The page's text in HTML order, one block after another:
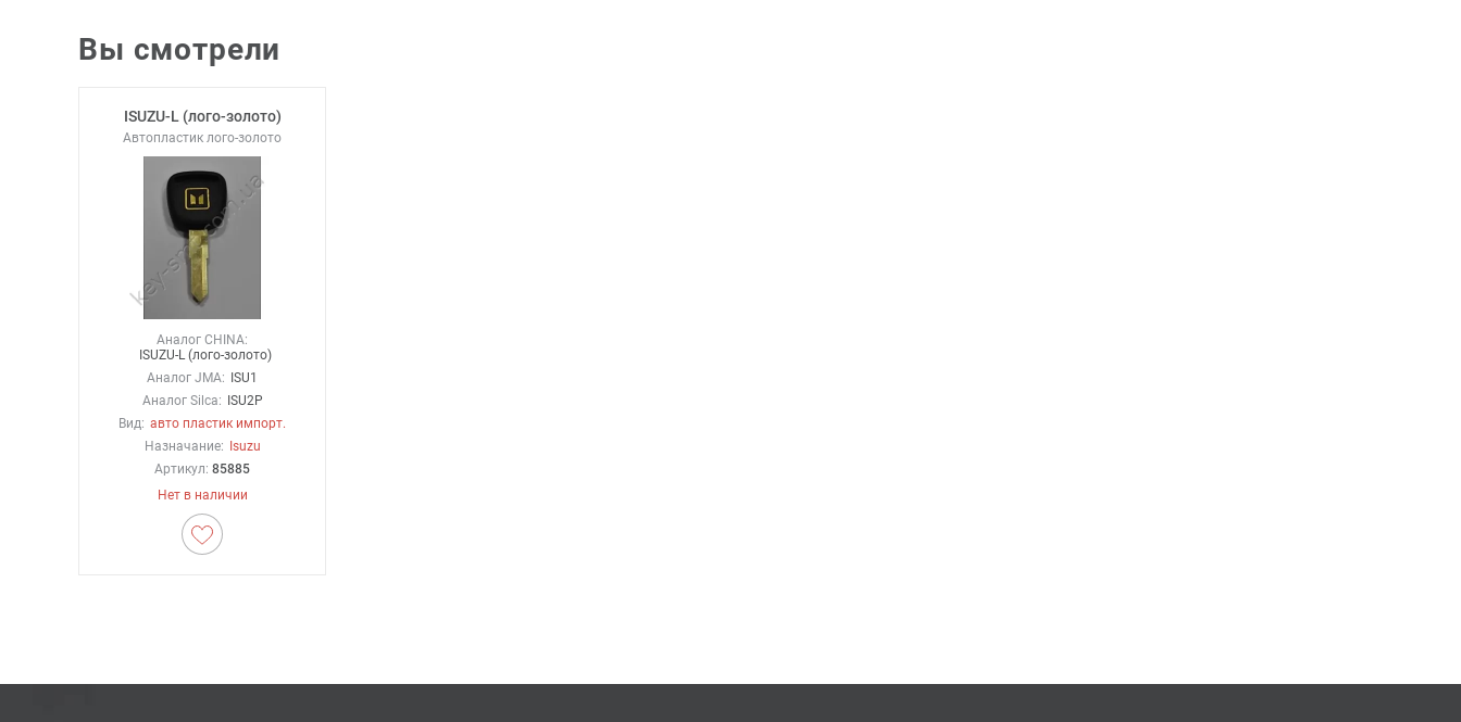
Вы смотрели
ISUZU-L (лого-золото)
Автопластик лого-золото
Аналог CHINA:
ISUZU-L (лого-золото)
Аналог JMA:
ISU1
Аналог Silca:
ISU2P
Вид: авто пластик импорт.
Назначание:
Isuzu
Артикул: 85885
Нет в наличии